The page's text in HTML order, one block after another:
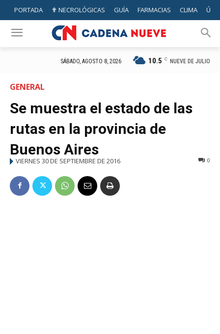
PORTADA ✟ NECROLÓGICAS GUÍA FARMACIAS CLIMA
SÁBADO, AGOSTO 8, 2026 10.5 C NUEVE DE JULIO
GENERAL
Se muestra el estado de las
rutas en la provincia de
Buenos Aires
VIERNES 30 DE SEPTIEMBRE DE 2016 0